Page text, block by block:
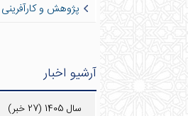
پژوهش و کارآفرینی
آرشیو اخبار
سال 1405 (27 خبر)